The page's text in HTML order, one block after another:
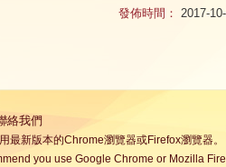
發佈時間： 2017-
絡我們
最新版本的Chrome瀏覽器或Firefox瀏覽器。
you use Google Chrome or Mozilla